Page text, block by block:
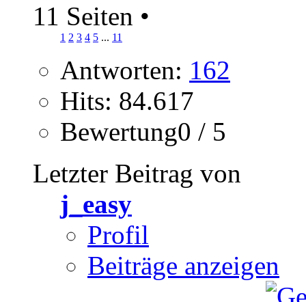
11 Seiten •
1 2 3 4 5 ... 11
Antworten: 162
Hits: 84.617
Bewertung0 / 5
Letzter Beitrag von
j_easy
Profil
Beiträge anzeigen